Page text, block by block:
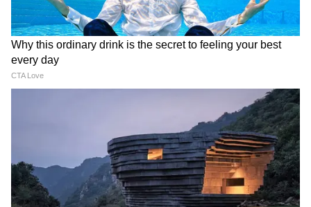
मिलने वाली देखभाल की क्वालिटी पर भी असर डालता
है। सुरक्षित ट्रांसपोर्ट की कमी और नाइट ड्यूटी के बाद
आराम करने के लिए जगहों का अभाव भी केरल में नर्सों
की बड़ी समस्याएं हैं।
दूसरे पेशों की तुलना में नर्सिंग का काम शारीरिक और
मानसिक रूप से बहुत ज़्यादा चुनौतीपूर्ण है। घंटों तक एक
ही जगह खड़े होकर काम करने से पैरों में वैरिकोज़ वेन्स
जैसी शारीरिक समस्याएं नर्सों में आम हैं। इसके अलावा,